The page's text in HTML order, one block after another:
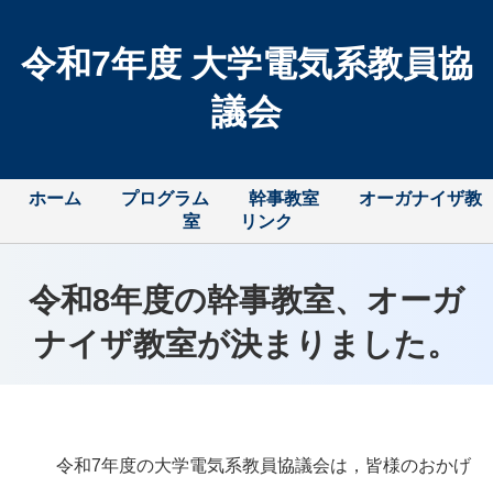
令和7年度 大学電気系教員協
議会
ホーム プログラム 幹事教室
オーガナイザ教
室
リンク
令和8年度の幹事教室、オーガ
ナイザ教室が決まりました。
令和7年度の大学電気系教員協議会は，皆様のおかげ